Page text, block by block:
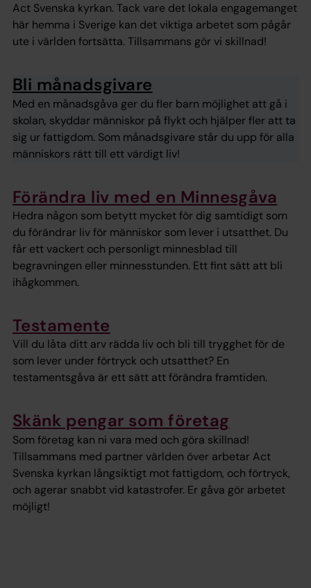
Act Svenska kyrkan. Tack vare det lokala engagemanget
här hemma i Sverige kan det viktiga arbetet som pågår
ute i världen fortsätta. Tillsammans gör vi skillnad!
Bli månadsgivare
Med en månadsgåva ger du fler barn möjlighet att gå i
skolan, skyddar människor på flykt och hjälper fler att ta
sig ur fattigdom. Som månadsgivare står du upp för alla
människors rätt till ett värdigt liv!
Förändra liv med en Minnesgåva
Hedra någon som betytt mycket för dig samtidigt som
du förändrar liv för människor som lever i utsatthet. Du
får ett vackert och personligt minnesblad till
begravningen eller minnesstunden. Ett fint sätt att bli
ihågkommen.
Testamente
Vill du låta ditt arv rädda liv och bli till trygghet för de
som lever under förtryck och utsatthet? En
testamentsgåva är ett sätt att förändra framtiden.
Skänk pengar som företag
Som företag kan ni vara med och göra skillnad!
Tillsammans med partner världen över arbetar Act
Svenska kyrkan långsiktigt mot fattigdom, och förtryck,
och agerar snabbt vid katastrofer. Er gåva gör arbetet
möjligt!